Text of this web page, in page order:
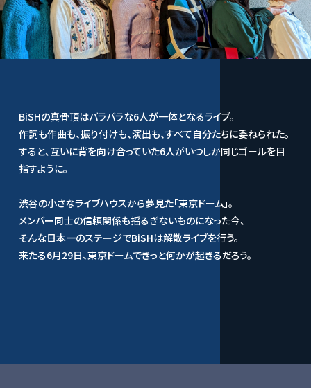
BiSHの真骨頂はバラバラな6人が一体となるライブ。
作詞も作曲も、振り付けも、演出も、すべて自分たちに委ねられた。
すると、互いに背を向け合っていた6人がいつしか同じゴールを目
指すように。
渋谷の小さなライブハウスから夢見た「東京ドーム」。
メンバー同士の信頼関係も揺るぎないものになった今、
そんな日本一のステージでBiSHは解散ライブを行う。
来たる6月29日、東京ドームできっと何かが起きるだろう。